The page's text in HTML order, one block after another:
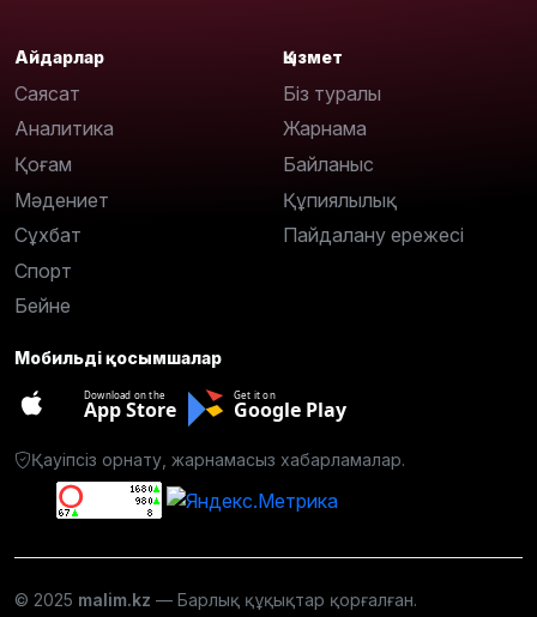
Айдарлар
Саясат
Аналитика
Қоғам
Мәдениет
Сұхбат
Спорт
Бейне
Қызмет
Біз туралы
Жарнама
Байланыс
Құпиялылық
Пайдалану ережесі
Мобильді қосымшалар
Download on the
App Store
Get it on
Google Play
Қауіпсіз орнату, жарнамасыз хабарламалар.
© 2025 malim.kz — Барлық құқықтар қорғалған.